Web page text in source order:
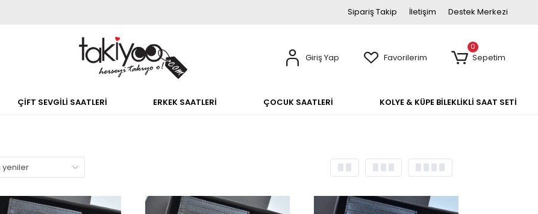
Sipariş Takip İletişim Destek Merkezi
Giriş Yap Favorilerim
0
Sepetim
ÇİFT SEVGİLİ SAATLERİ ERKEK SAATLERİ ÇOCUK SAATLERİ KOLYE & KÜPE BİLEKLİKLİ SAAT SETİ